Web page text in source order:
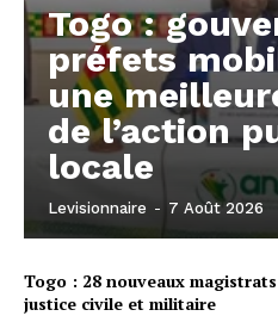
Togo :
préfets
une
de l’action
locale
Levisionnaire - 7 Août 2026
Togo : 28 nouveaux
justice civile et militaire